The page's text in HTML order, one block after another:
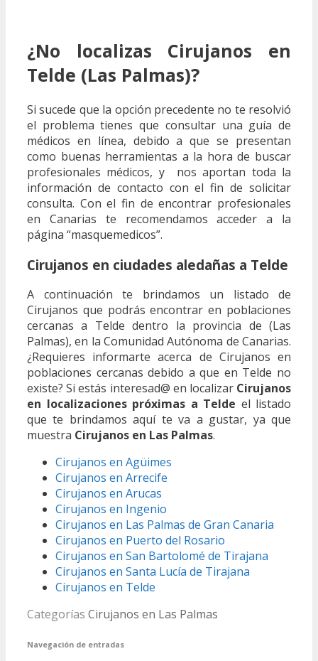
¿No localizas Cirujanos en
Telde (Las Palmas)?
Si sucede que la opción precedente no te resolvió
el problema tienes que consultar una guía de
médicos en línea, debido a que se presentan
como buenas herramientas a la hora de buscar
profesionales médicos, y nos aportan toda la
información de contacto con el fin de solicitar
consulta. Con el fin de encontrar profesionales
en Canarias te recomendamos acceder a la
página “masquemedicos”.
Cirujanos en ciudades aledañas a Telde
A continuación te brindamos un listado de
Cirujanos que podrás encontrar en poblaciones
cercanas a Telde dentro la provincia de (Las
Palmas), en la Comunidad Autónoma de Canarias.
¿Requieres informarte acerca de Cirujanos en
poblaciones cercanas debido a que en Telde no
existe? Si estás interesad@ en localizar Cirujanos
en localizaciones próximas a Telde el listado
que te brindamos aquí te va a gustar, ya que
muestra Cirujanos en Las Palmas.
Cirujanos en Agüimes
Cirujanos en Arrecife
Cirujanos en Arucas
Cirujanos en Ingenio
Cirujanos en Las Palmas de Gran Canaria
Cirujanos en Puerto del Rosario
Cirujanos en San Bartolomé de Tirajana
Cirujanos en Santa Lucía de Tirajana
Cirujanos en Telde
Categorías Cirujanos en Las Palmas
Navegación de entradas